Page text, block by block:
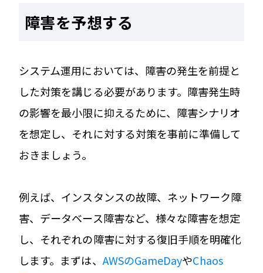
障害を予想する
システム運用においては、障害の発生を前提と
した対策を講じる必要があります。障害発生時
の影響を最小限に抑えるために、障害シナリオ
を想定し、それに対する対策を事前に準備して
おきましょう。
例えば、インスタンスの故障、ネットワーク障
害、データベース障害など、様々な障害を想定
し、それぞれの障害に対する復旧手順を明確化
します。まずは、 AWSのGameDayやChaos